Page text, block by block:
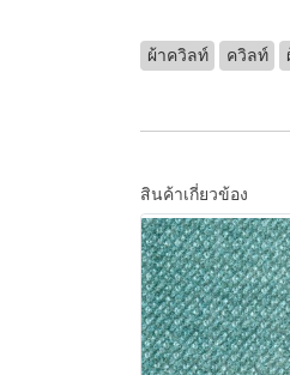
ผ้าควิลท์ ควิลท์
สินค้าเกี่ยวข้อง